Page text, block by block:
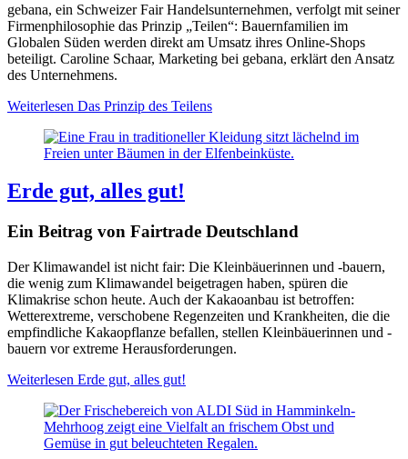
gebana, ein Schweizer Fair Handelsunternehmen, verfolgt mit seiner
Firmenphilosophie das Prinzip „Teilen“: Bauernfamilien im
Globalen Süden werden direkt am Umsatz ihres Online-Shops
beteiligt. Caroline Schaar, Marketing bei gebana, erklärt den Ansatz
des Unternehmens.
Weiterlesen Das Prinzip des Teilens
Erde gut, alles gut!
Ein Beitrag von Fairtrade Deutschland
Der Klimawandel ist nicht fair: Die Kleinbäuerinnen und -bauern,
die wenig zum Klimawandel beigetragen haben, spüren die
Klimakrise schon heute. Auch der Kakaoanbau ist betroffen:
Wetterextreme, verschobene Regenzeiten und Krankheiten, die die
empfindliche Kakaopflanze befallen, stellen Kleinbäuerinnen und -
bauern vor extreme Herausforderungen.
Weiterlesen Erde gut, alles gut!